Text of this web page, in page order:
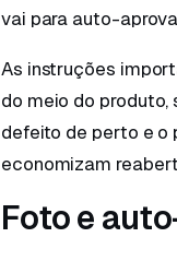
vai para auto-
As instruções
do meio do
defeito de perto e o
economizam
Foto e